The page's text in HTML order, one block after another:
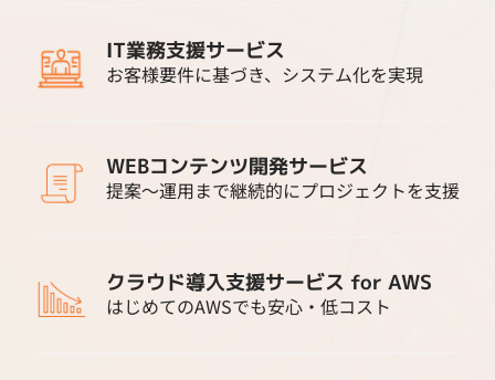
IT業務支援サービス
お客様要件に基づき、システム化を実現
WEBコンテンツ開発サービス
提案～運用まで継続的にプロジェクトを支援
クラウド導入支援サービス for AWS
はじめてのAWSでも安心・低コスト